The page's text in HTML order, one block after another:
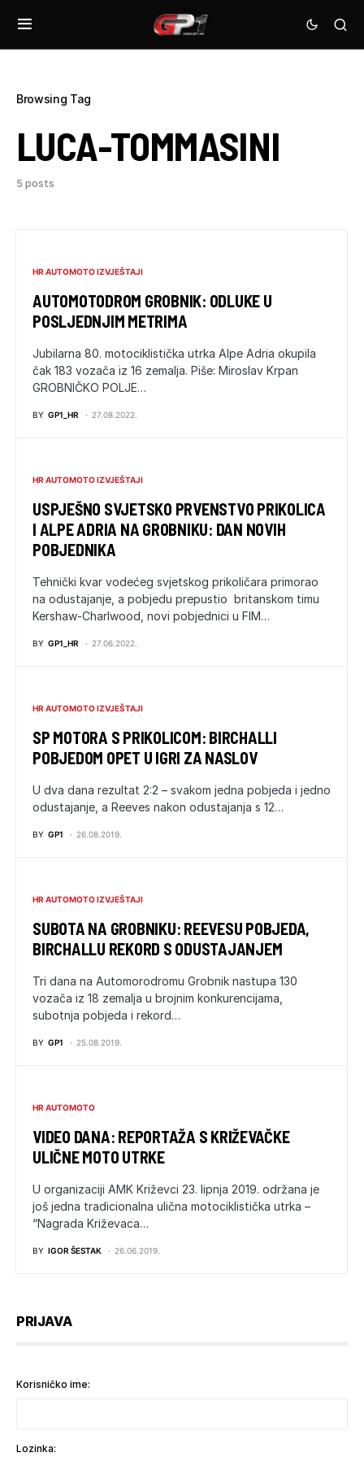
Browsing Tag
LUCA-TOMMASINI
5 posts
HR AUTOMOTO IZVJEŠTAJI
AUTOMOTODROM GROBNIK: ODLUKE U
POSLJEDNJIM METRIMA
Jubilarna 80. motociklistička utrka Alpe Adria okupila
čak 183 vozača iz 16 zemalja. Piše: Miroslav Krpan
GROBNIČKO POLJE…
BY GP1_HR 27.08.2022.
HR AUTOMOTO IZVJEŠTAJI
USPJEŠNO SVJETSKO PRVENSTVO PRIKOLICA
I ALPE ADRIA NA GROBNIKU: DAN NOVIH
POBJEDNIKA
Tehnički kvar vodećeg svjetskog prikoličara primorao
na odustajanje, a pobjedu prepustio britanskom timu
Kershaw-Charlwood, novi pobjednici u FIM…
BY GP1_HR 27.06.2022.
HR AUTOMOTO IZVJEŠTAJI
SP MOTORA S PRIKOLICOM: BIRCHALLI
POBJEDOM OPET U IGRI ZA NASLOV
U dva dana rezultat 2:2 – svakom jedna pobjeda i jedno
odustajanje, a Reeves nakon odustajanja s 12…
BY GP1 26.08.2019.
HR AUTOMOTO IZVJEŠTAJI
SUBOTA NA GROBNIKU: REEVESU POBJEDA,
BIRCHALLU REKORD S ODUSTAJANJEM
Tri dana na Automorodromu Grobnik nastupa 130
vozača iz 18 zemalja u brojnim konkurencijama,
subotnja pobjeda i rekord…
BY GP1 25.08.2019.
HR AUTOMOTO
VIDEO DANA: REPORTAŽA S KRIŽEVAČKE
ULIČNE MOTO UTRKE
U organizaciji AMK Križevci 23. lipnja 2019. održana je
još jedna tradicionalna ulična motociklistička utrka –
“Nagrada Križevaca…
BY IGOR ŠESTAK 26.06.2019.
PRIJAVA
Korisničko ime:
Lozinka: